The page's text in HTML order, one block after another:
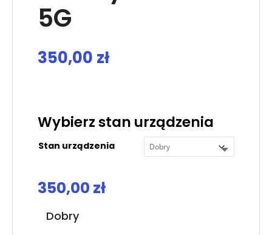
5G
350,00 zł
Wybierz stan urządzenia
Stan urządzenia
350,00 zł
Dobry